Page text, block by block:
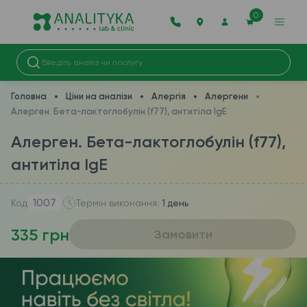
0
Головна Ціни на аналізи Алергія
Алергени
Алерген. Бета-лактоглобулін (f77), антитіла IgE
Алерген. Бета-лактоглобулін (f77),
антитіла IgE
Код 1007 Термін виконання: 1 день
335 грн Замовити